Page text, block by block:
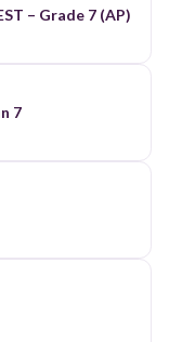
– Grade 7 (AP)
7